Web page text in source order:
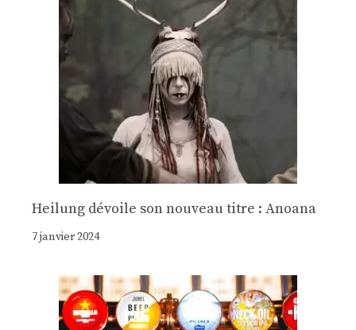
Heilung dévoile son nouveau titre : Anoana
7 janvier 2024